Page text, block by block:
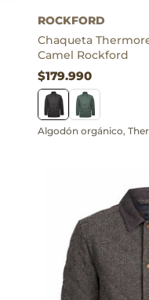
ROCKFORD
Chaqueta
Camel Rockford
$179.990
Algodón orgánico,